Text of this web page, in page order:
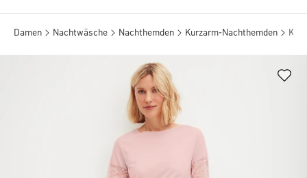
Damen Nachtwäsche Nachthemden Kurzarm-Nachthemden